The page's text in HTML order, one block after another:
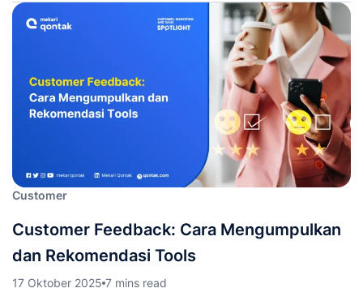
Customer
Customer Feedback: Cara Mengumpulkan
dan Rekomendasi Tools
17 Oktober 2025 7 mins read